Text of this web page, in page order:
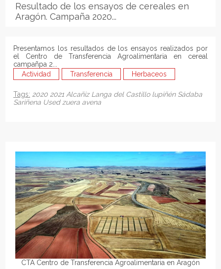
Resultado de los ensayos de cereales en
Aragón. Campaña 2020...
Presentamos los resultados de los ensayos realizados por
el Centro de Transferencia Agroalimentaria en cereal
campañpa 2...
Actividad
Transferencia Herbaceos
Tags: 2020 2021 Alcañiz Langa del Castillo lupiñén Sádaba
Sariñena Used zuera avena
CTA Centro de Transferencia Agroalimentaria en Aragón